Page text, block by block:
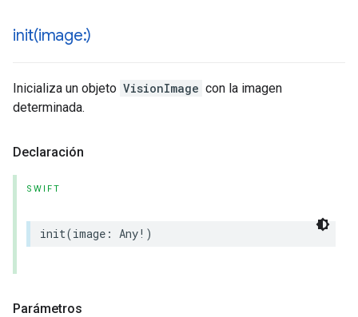
init(image:)
Inicializa un objeto VisionImage con la imagen
determinada.
Declaración
SWIFT
init(image : Any! )
Parámetros